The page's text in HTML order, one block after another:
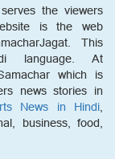
the viewers
is the web
This
language. At
which is
news stories in
News in Hindi,
business, food,